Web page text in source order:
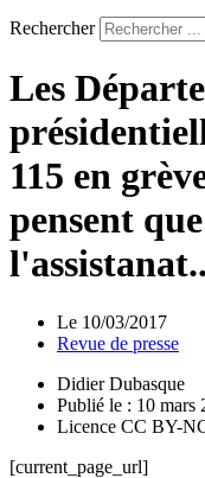
Rechercher
Les
115 en
pensent
l'assistanat..
Le 10/03/2017
Revue de presse
Didier Dubasque
Publié le : 10 mars
Licence CC BY-
[current_page_url]